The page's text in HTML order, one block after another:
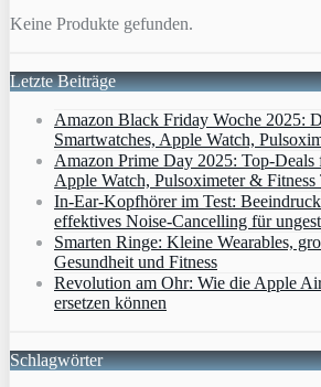
Keine Produkte gefunden.
Letzte Beiträge
Amazon Black Friday Woche 2025:
Smartwatches, Apple Watch,
Amazon Prime Day 2025: Top-Deals
Apple Watch, Pulsoximeter & Fitness
In-Ear-Kopfhörer im Test:
effektives Noise-Cancelling für
Smarten Ringe: Kleine Wearables,
Gesundheit und Fitness
Revolution am Ohr: Wie die Apple
ersetzen können
Schlagwörter